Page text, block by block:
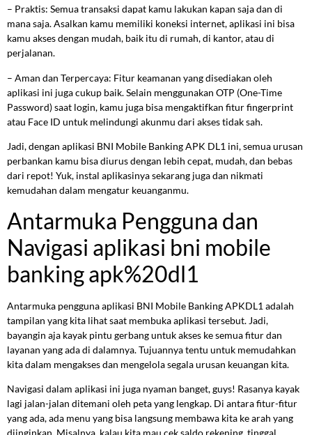
– Praktis: Semua transaksi dapat kamu lakukan kapan saja dan di
mana saja. Asalkan kamu memiliki koneksi internet, aplikasi ini bisa
kamu akses dengan mudah, baik itu di rumah, di kantor, atau di
perjalanan.
– Aman dan Terpercaya: Fitur keamanan yang disediakan oleh
aplikasi ini juga cukup baik. Selain menggunakan OTP (One-Time
Password) saat login, kamu juga bisa mengaktifkan fitur fingerprint
atau Face ID untuk melindungi akunmu dari akses tidak sah.
Jadi, dengan aplikasi BNI Mobile Banking APK DL1 ini, semua urusan
perbankan kamu bisa diurus dengan lebih cepat, mudah, dan bebas
dari repot! Yuk, instal aplikasinya sekarang juga dan nikmati
kemudahan dalam mengatur keuanganmu.
Antarmuka Pengguna dan
Navigasi aplikasi bni mobile
banking apk%20dl1
Antarmuka pengguna aplikasi BNI Mobile Banking APKDL1 adalah
tampilan yang kita lihat saat membuka aplikasi tersebut. Jadi,
bayangin aja kayak pintu gerbang untuk akses ke semua fitur dan
layanan yang ada di dalamnya. Tujuannya tentu untuk memudahkan
kita dalam mengakses dan mengelola segala urusan keuangan kita.
Navigasi dalam aplikasi ini juga nyaman banget, guys! Rasanya kayak
lagi jalan-jalan ditemani oleh peta yang lengkap. Di antara fitur-fitur
yang ada, ada menu yang bisa langsung membawa kita ke arah yang
diinginkan. Misalnya, kalau kita mau cek saldo rekening, tinggal